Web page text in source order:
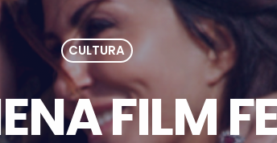
CULTURA
FILM